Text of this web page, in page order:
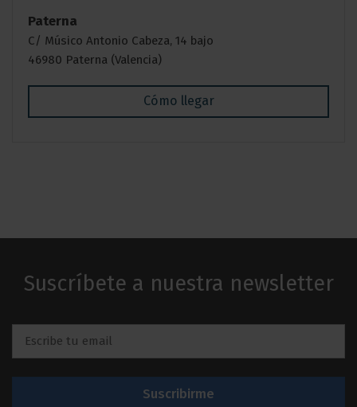
Paterna
C/ Músico Antonio Cabeza, 14 bajo
46980 Paterna (Valencia)
Cómo llegar
Suscríbete a nuestra newsletter